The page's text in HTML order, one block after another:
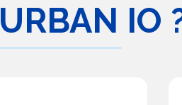
URBAN IO